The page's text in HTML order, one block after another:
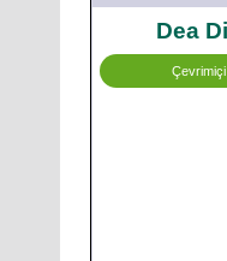
Dea
Çevrimiçi